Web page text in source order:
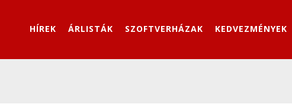
HÍREK ÁRLISTÁK SZOFTVERHÁZAK KEDVEZMÉNYEK